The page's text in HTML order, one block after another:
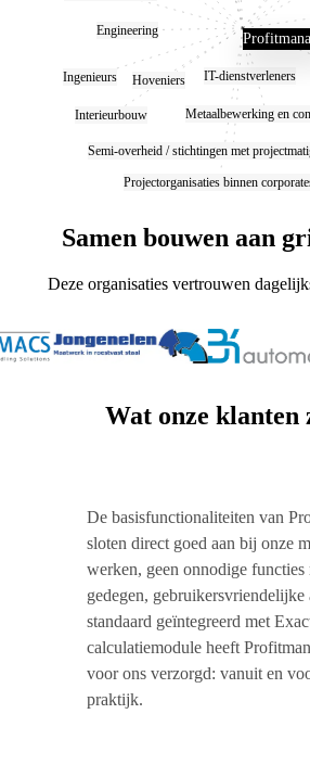
Metaalbewerking en
Engineering
Ingenieurs IT-dienstverleners
Interieurbouw
Hoveniers
Projectorganisaties binnen
Semi-overheid / stichtingen met
Samen bouwen aan
Deze organisaties vertrouwen
Wat onze klanten
De basisfunctionaliteiten van
sloten direct goed aan bij onze
werken, geen onnodige functies
gedegen, gebruikersvriendelijke
standaard geïntegreerd met
calculatiemodule heeft
voor ons verzorgd: vanuit en
praktijk.